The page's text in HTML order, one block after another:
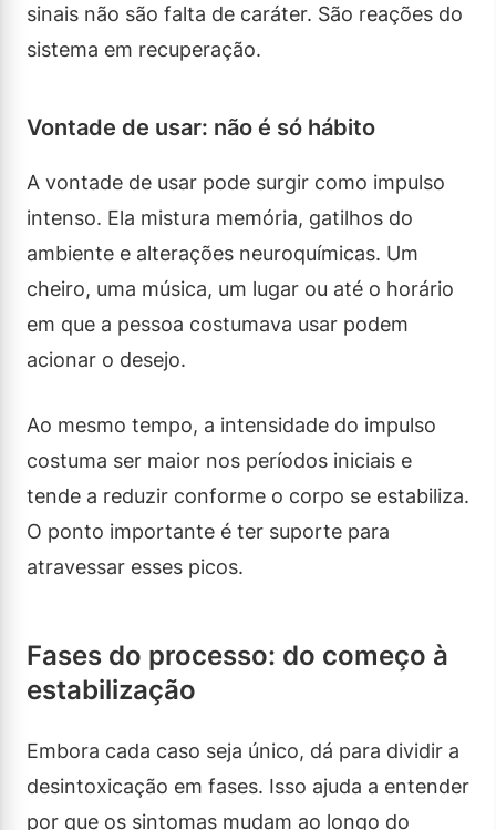
sinais não são falta de caráter. São reações do
sistema em recuperação.
Vontade de usar: não é só hábito
A vontade de usar pode surgir como impulso
intenso. Ela mistura memória, gatilhos do
ambiente e alterações neuroquímicas. Um
cheiro, uma música, um lugar ou até o horário
em que a pessoa costumava usar podem
acionar o desejo.
Ao mesmo tempo, a intensidade do impulso
costuma ser maior nos períodos iniciais e
tende a reduzir conforme o corpo se estabiliza.
O ponto importante é ter suporte para
atravessar esses picos.
Fases do processo: do começo à
estabilização
Embora cada caso seja único, dá para dividir a
desintoxicação em fases. Isso ajuda a entender
por que os sintomas mudam ao longo do